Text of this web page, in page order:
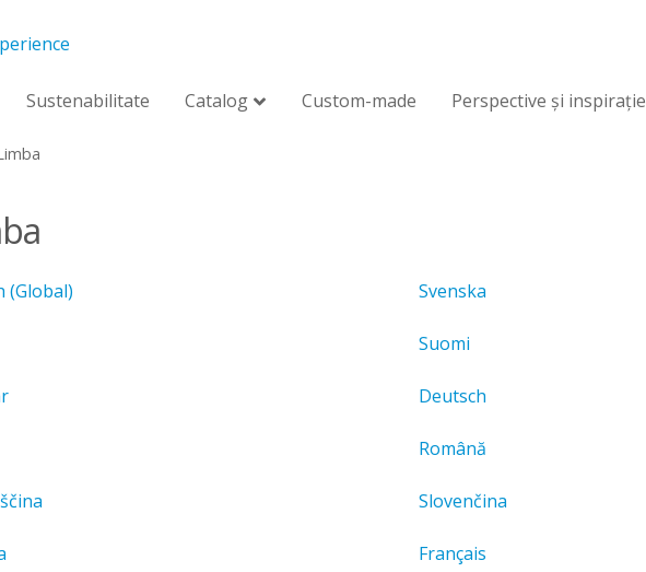
Sustenabilitate Catalog Custom-made Perspective și inspirație
(Global) Svenska
Suomi
Deutsch
Română
Slovenčina
Français